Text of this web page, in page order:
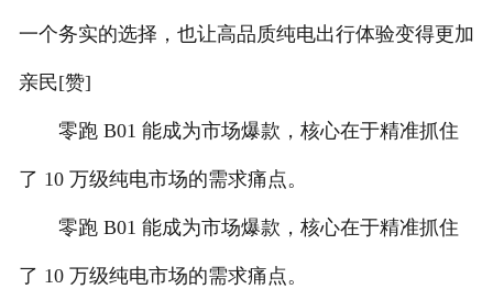
一个务实的选择，也让高品质纯电出行体验变得更加
亲民[赞]
零跑 B01 能成为市场爆款，核心在于精准抓住
了 10 万级纯电市场的需求痛点。
零跑 B01 能成为市场爆款，核心在于精准抓住
了 10 万级纯电市场的需求痛点。